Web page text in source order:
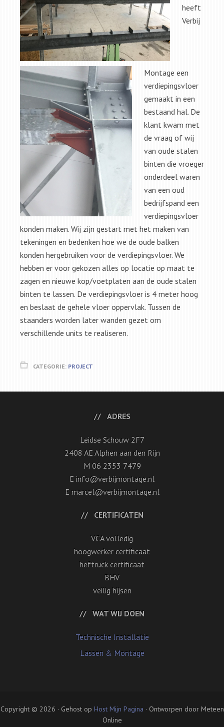
heeft
Verbij
Montage een
verdiepingsvloer
gemaakt in een
bestaand hal. De
klant kwam met
de vraag of wij
van oude stalen
binten die vroeger
onderdeel waren
van een oud
bedrijfspand een
verdiepingsvloer
konden maken. Wij zijn gestart met het maken van
tekeningen en bedenken hoe we de oude balken
konden hergebruiken voor de verdiepingsvloer. We
hebben er voor gekozen alles op locatie op maat te
zagen en nieuwe kop/voetplaten aan de oude stalen
binten te lassen. De verdiepingsvloer is 4 meter hoog
en beslaat de gehele vloer oppervlak. Tussen de
staanders worden later wanden gezet om
verschillende units te realiseren.
CATEGORIE: PROJECT
ADRES
Leidse Schouw 2F7
2408 AE Alphen aan den Rijn
M 06 2353 7479
E info@verbijmontage.nl
E marcel@verbijmontage.nl
CERTIFICATEN
VCA volledig
hoogwerker certificaat
heftruck certificaat
BHV
veilig hijsen
WAT WIJ DOEN
Technische Installatie
Lassen & Montage
Copyright © 2026 · Gehost op Host Mijn Pagina · Ontworpen door Meteen
Online